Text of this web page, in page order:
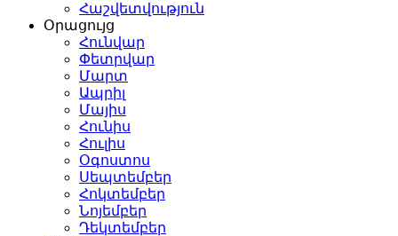
Հաշվետվություն
Օրացույց
Հունվար
Փետրվար
Մարտ
Ապրիլ
Մայիս
Հունիս
Հուլիս
Օգոստոս
Սեպտեմբեր
Հոկտեմբեր
Նոյեմբեր
Դեկտեմբեր